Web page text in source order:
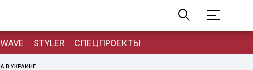
WAVE STYLER СПЕЦПРОЕКТЫ
В УКРАИНЕ